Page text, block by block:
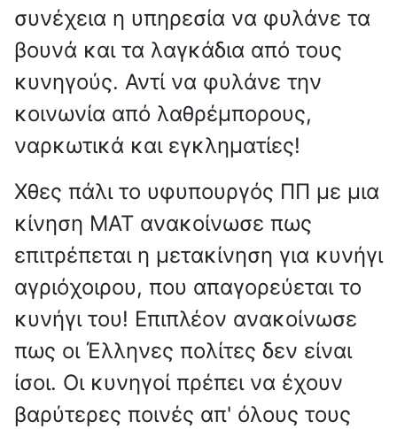
συνέχεια η υπηρεσία να φυλάνε τα
βουνά και τα λαγκάδια από τους
κυνηγούς. Αντί να φυλάνε την
κοινωνία από λαθρέμπορους,
ναρκωτικά και εγκληματίες!
Χθες πάλι το υφυπουργός ΠΠ με μια
κίνηση ΜΑΤ ανακοίνωσε πως
επιτρέπεται η μετακίνηση για κυνήγι
αγριόχοιρου, που απαγορεύεται το
κυνήγι του! Επιπλέον ανακοίνωσε
πως οι Έλληνες πολίτες δεν είναι
ίσοι. Οι κυνηγοί πρέπει να έχουν
βαρύτερες ποινές απ' όλους τους